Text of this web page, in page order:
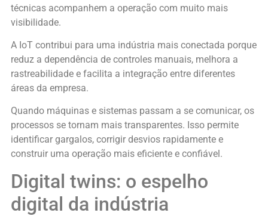
técnicas acompanhem a operação com muito mais
visibilidade.
A IoT contribui para uma indústria mais conectada porque
reduz a dependência de controles manuais, melhora a
rastreabilidade e facilita a integração entre diferentes
áreas da empresa.
Quando máquinas e sistemas passam a se comunicar, os
processos se tornam mais transparentes. Isso permite
identificar gargalos, corrigir desvios rapidamente e
construir uma operação mais eficiente e confiável.
Digital twins: o espelho
digital da indústria